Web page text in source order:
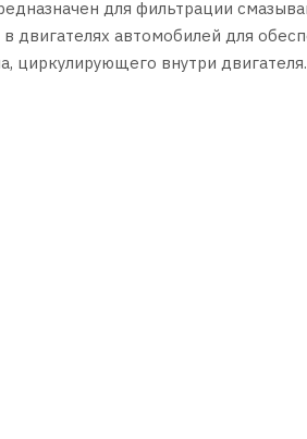
для фильтрации
автомобилей для
циркулирующего внутри